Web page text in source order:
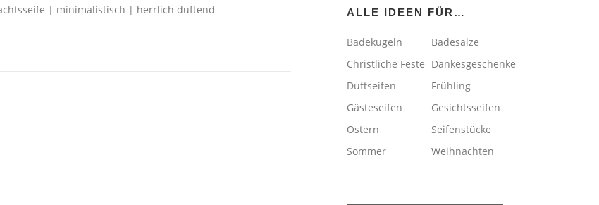
| minimalistisch | herrlich duftend ALLE IDEEN FÜR…
Badekugeln
Badesalze
Christliche Feste Dankesgeschenke
Duftseifen
Frühling
Gästeseifen
Gesichtsseifen
Ostern
Seifenstücke
Sommer
Weihnachten